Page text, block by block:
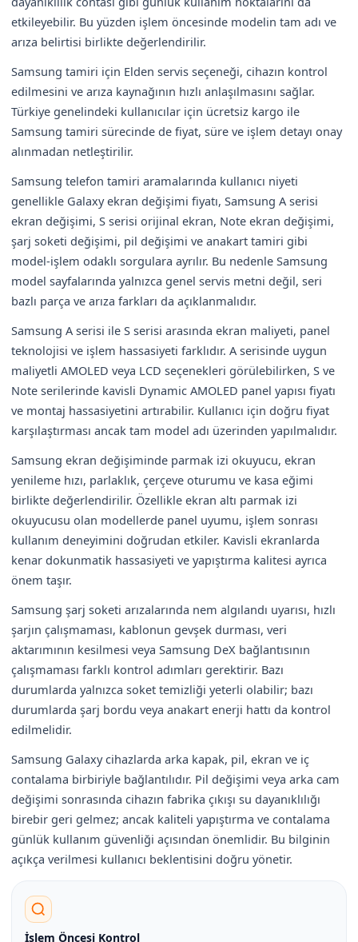
etkileyebilir. Bu yüzden işlem öncesinde modelin tam adı ve
arıza belirtisi birlikte değerlendirilir.
Samsung tamiri için Elden servis seçeneği, cihazın kontrol
edilmesini ve arıza kaynağının hızlı anlaşılmasını sağlar.
Türkiye genelindeki kullanıcılar için ücretsiz kargo ile
Samsung tamiri sürecinde de fiyat, süre ve işlem detayı onay
alınmadan netleştirilir.
Samsung telefon tamiri aramalarında kullanıcı niyeti
genellikle Galaxy ekran değişimi fiyatı, Samsung A serisi
ekran değişimi, S serisi orijinal ekran, Note ekran değişimi,
şarj soketi değişimi, pil değişimi ve anakart tamiri gibi
model-işlem odaklı sorgulara ayrılır. Bu nedenle Samsung
model sayfalarında yalnızca genel servis metni değil, seri
bazlı parça ve arıza farkları da açıklanmalıdır.
Samsung A serisi ile S serisi arasında ekran maliyeti, panel
teknolojisi ve işlem hassasiyeti farklıdır. A serisinde uygun
maliyetli AMOLED veya LCD seçenekleri görülebilirken, S ve
Note serilerinde kavisli Dynamic AMOLED panel yapısı fiyatı
ve montaj hassasiyetini artırabilir. Kullanıcı için doğru fiyat
karşılaştırması ancak tam model adı üzerinden yapılmalıdır.
Samsung ekran değişiminde parmak izi okuyucu, ekran
yenileme hızı, parlaklık, çerçeve oturumu ve kasa eğimi
birlikte değerlendirilir. Özellikle ekran altı parmak izi
okuyucusu olan modellerde panel uyumu, işlem sonrası
kullanım deneyimini doğrudan etkiler. Kavisli ekranlarda
kenar dokunmatik hassasiyeti ve yapıştırma kalitesi ayrıca
önem taşır.
Samsung şarj soketi arızalarında nem algılandı uyarısı, hızlı
şarjın çalışmaması, kablonun gevşek durması, veri
aktarımının kesilmesi veya Samsung DeX bağlantısının
çalışmaması farklı kontrol adımları gerektirir. Bazı
durumlarda yalnızca soket temizliği yeterli olabilir; bazı
durumlarda şarj bordu veya anakart enerji hattı da kontrol
edilmelidir.
Samsung Galaxy cihazlarda arka kapak, pil, ekran ve iç
contalama birbiriyle bağlantılıdır. Pil değişimi veya arka cam
değişimi sonrasında cihazın fabrika çıkışı su dayanıklılığı
birebir geri gelmez; ancak kaliteli yapıştırma ve contalama
günlük kullanım güvenliği açısından önemlidir. Bu bilginin
açıkça verilmesi kullanıcı beklentisini doğru yönetir.
İşlem Öncesi Kontrol